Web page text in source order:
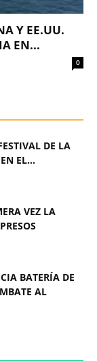
Y EE.UU.
EN...
0
DE LA
EL...
VEZ LA
BATERÍA DE
AL